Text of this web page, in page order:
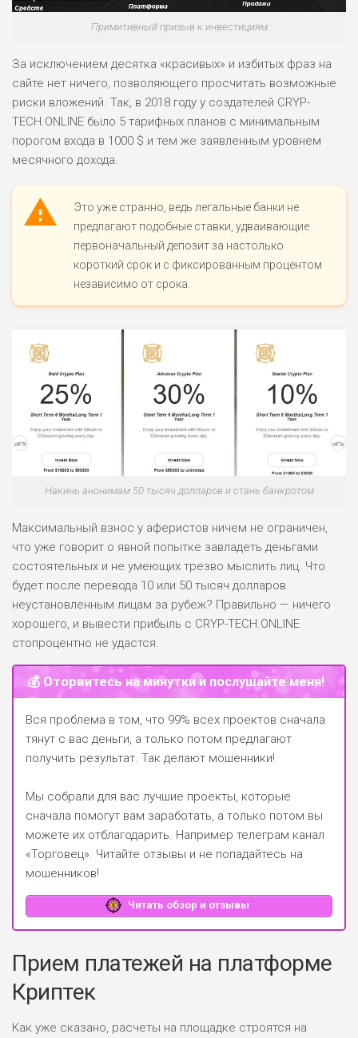
Примитивный призыв к инвестициям
За исключением десятка «красивых» и избитых фраз на
сайте нет ничего, позволяющего просчитать возможные
риски вложений. Так, в 2018 году у создателей CRYP-
TECH.ONLINE было 5 тарифных планов с минимальным
порогом входа в 1000 $ и тем же заявленным уровнем
месячного дохода.
Это уже странно, ведь легальные банки не
предлагают подобные ставки, удваивающие
первоначальный депозит за настолько
короткий срок и с фиксированным процентом
независимо от срока.
Накинь анонимам 50 тысяч долларов и стань банкротом
Максимальный взнос у аферистов ничем не ограничен,
что уже говорит о явной попытке завладеть деньгами
состоятельных и не умеющих трезво мыслить лиц. Что
будет после перевода 10 или 50 тысяч долларов
неустановленным лицам за рубеж? Правильно — ничего
хорошего, и вывести прибыль с CRYP-TECH.ONLINE
стопроцентно не удастся.
💰 Оторвитесь на минутки и послушайте меня!
Вся проблема в том, что 99% всех проектов сначала
тянут с вас деньги, а только потом предлагают
получить результат. Так делают мошенники!
Мы собрали для вас лучшие проекты, которые
сначала помогут вам заработать, а только потом вы
можете их отблагодарить. Например телеграм канал
«Торговец». Читайте отзывы и не попадайтесь на
мошенников!
Читать обзор и отзывы
Прием платежей на платформе
Криптек
Как уже сказано, расчеты на площадке строятся на